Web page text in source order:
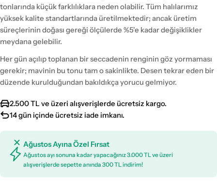
tonlarında küçük farklılıklara neden olabilir. Tüm halılarımız
yüksek kalite standartlarında üretilmektedir; ancak üretim
süreçlerinin doğası gereği ölçülerde %5'e kadar değişiklikler
meydana gelebilir.
Her gün açılıp toplanan bir seccadenin renginin göz yormaması
gerekir; mavinin bu tonu tam o sakinlikte. Desen tekrar eden bir
düzende kurulduğundan bakıldıkça yorucu gelmiyor.
2.500 TL ve üzeri alışverişlerde ücretsiz kargo.
14 gün içinde ücretsiz iade imkanı.
Ağustos Ayına Özel Fırsat
Ağustos ayı sonuna kadar yapacağınız 3.000 TL ve üzeri
alışverişlerde sepette anında 300 TL indirim!